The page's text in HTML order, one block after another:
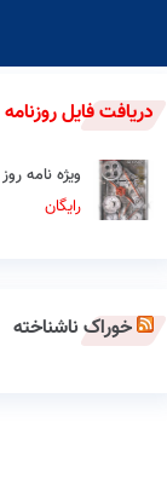
دریافت فایل روزنامه
ویژه نامه
رایگان
خوراک ناشناخته